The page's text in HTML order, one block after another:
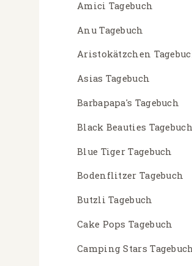
Amici Tagebuch
Anu Tagebuch
Aristokätzchen
Asias Tagebuch
Barbapapa's Tagebuch
Black Beauties Tagebuch
Blue Tiger Tagebuch
Bodenflitzer Tagebuch
Butzli Tagebuch
Cake Pops Tagebuch
Camping Stars Tagebuch